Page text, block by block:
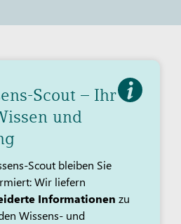
Scout – Ihr
und
Scout bleiben Sie
Wir liefern
Informationen zu
Wissens- und